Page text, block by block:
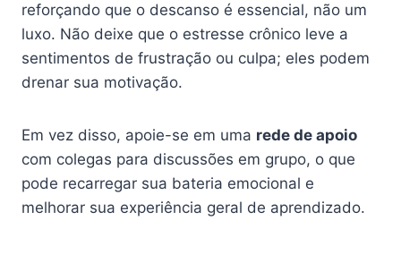
reforçando que o descanso é essencial, não um
luxo. Não deixe que o estresse crônico leve a
sentimentos de frustração ou culpa; eles podem
drenar sua motivação.
Em vez disso, apoie-se em uma rede de apoio
com colegas para discussões em grupo, o que
pode recarregar sua bateria emocional e
melhorar sua experiência geral de aprendizado.